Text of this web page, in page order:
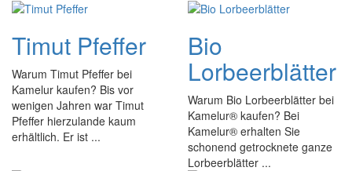
Timut Pfeffer
Warum Timut Pfeffer bei
Kamelur kaufen? Bis vor
wenigen Jahren war Timut
Pfeffer hierzulande kaum
erhältlich. Er ist ...
Bio
Lorbeerblätter
Warum Bio Lorbeerblätter bei
Kamelur® kaufen? Bei
Kamelur® erhalten Sie
schonend getrocknete ganze
Lorbeerblätter ...